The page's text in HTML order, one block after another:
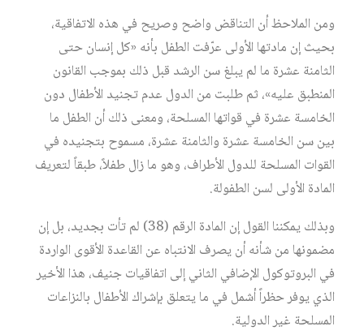
ومن الملاحظ أن التناقض واضح وصريح في هذه الاتفاقية،
بحيث إن مادتها الأولى عرّفت الطفل بأنه «كل إنسان حتى
الثامنة عشرة ما لم يبلغ سن الرشد قبل ذلك بموجب القانون
المنطبق عليه»، ثم طلبت من الدول عدم تجنيد الأطفال دون
الخامسة عشرة في قواتها المسلحة، ومعنى ذلك أن الطفل ما
بين سن الخامسة عشرة والثامنة عشرة، مسموح بتجنيده في
القوات المسلحة للدول الأطراف، وهو ما زال طفلاً، طبقاً لتعريف
المادة الأولى لسن الطفولة.
وبذلك يمكننا القول إن المادة الرقم (38) لم تأت بجديد، بل إن
مضمونها من شأنه أن يصرف الانتباه عن القاعدة الأقوى الواردة
في البروتوكول الإضافي الثاني إلى اتفاقيات جنيف، هذا الأخير
الذي يوفر حظراً أشمل في ما يتعلق بإشراك الأطفال بالنزاعات
المسلحة غير الدولية.